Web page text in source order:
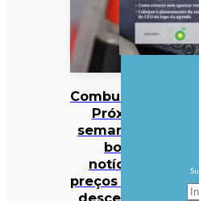
Combustíveis?
Próxima
semana traz
boas
notícias…
preços podem
descer mais